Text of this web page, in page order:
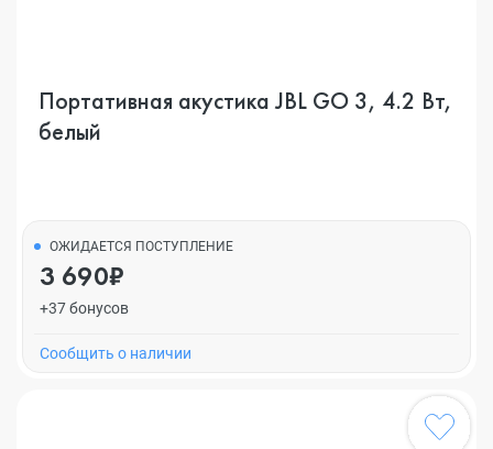
Портативная акустика JBL GO 3, 4.2 Вт,
белый
ОЖИДАЕТСЯ ПОСТУПЛЕНИЕ
3 690₽
+37 бонусов
Cообщить о наличии